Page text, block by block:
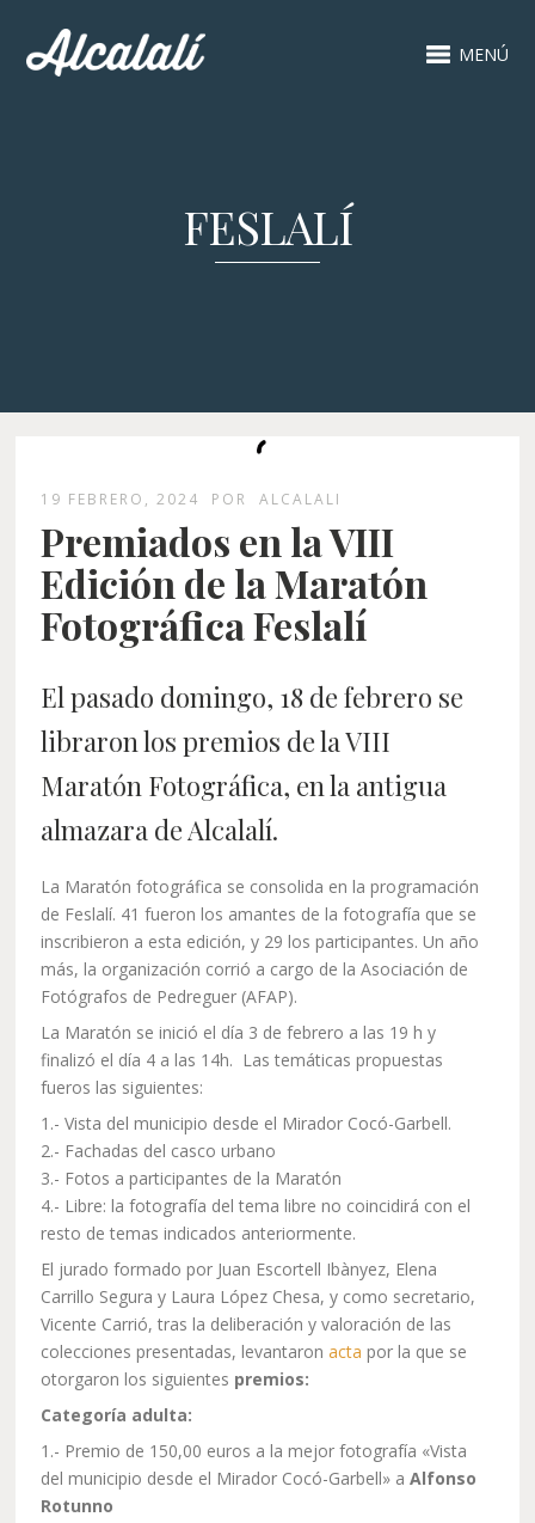
MENÚ
FESLALÍ
19 FEBRERO, 2024 POR ALCALALI
Premiados en la VIII
Edición de la Maratón
Fotográfica Feslalí
El pasado domingo, 18 de febrero se
libraron los premios de la VIII
Maratón Fotográfica, en la antigua
almazara de Alcalalí.
La Maratón fotográfica se consolida en la programación
de Feslalí. 41 fueron los amantes de la fotografía que se
inscribieron a esta edición, y 29 los participantes. Un año
más, la organización corrió a cargo de la Asociación de
Fotógrafos de Pedreguer (AFAP).
La Maratón se inició el día 3 de febrero a las 19 h y
finalizó el día 4 a las 14h. Las temáticas propuestas
fueros las siguientes:
1.- Vista del municipio desde el Mirador Cocó-Garbell.
2.- Fachadas del casco urbano
3.- Fotos a participantes de la Maratón
4.- Libre: la fotografía del tema libre no coincidirá con el
resto de temas indicados anteriormente.
El jurado formado por Juan Escortell Ibànyez, Elena
Carrillo Segura y Laura López Chesa, y como secretario,
Vicente Carrió, tras la deliberación y valoración de las
colecciones presentadas, levantaronacta por la que se
otorgaron los siguientes premios:
Categoría adulta:
1.- Premio de 150,00 euros a la mejor fotografía «Vista
del municipio desde el Mirador Cocó-Garbell» aAlfonso
Rotunno